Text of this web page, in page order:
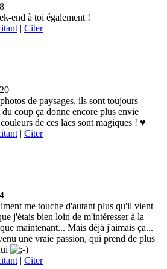
end à toi également !
| Citer
de paysages, ils sont toujours
coup ça donne encore plus envie
de ces lacs sont magiques ! ♥
| Citer
me touche d'autant plus qu'il vient
j'étais bien loin de m'intéresser à la
maintenant... Mais déjà j'aimais ça...
une vraie passion, qui prend de plus
| Citer